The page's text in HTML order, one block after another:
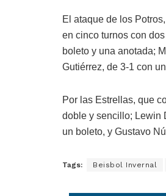
El ataque de los
en cinco turnos con
boleto y una anotada;
Gutiérrez, de 3-1 con
Por las Estrellas, que
doble y sencillo; Lewin
un boleto, y Gustavo
Tags: Beisbol Invernal